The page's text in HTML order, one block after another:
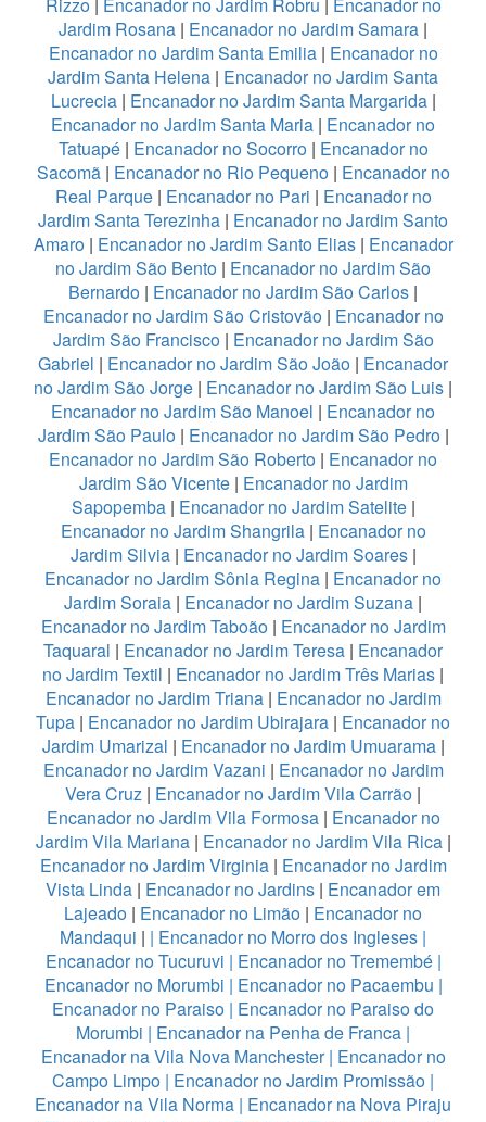
Jardim Rosana | Encanador no Jardim Samara |
Encanador no Jardim Santa Emilia| Encanador no
Jardim Santa Helena | Encanador no Jardim Santa
Lucrecia| Encanador no Jardim Santa Margarida|
Encanador no Jardim Santa Maria | Encanador no
Tatuapé| Encanador no Socorro| Encanador no
Sacomã| Encanador no Rio Pequeno| Encanador no
Real Parque| Encanador no Pari | Encanador no
Jardim Santa Terezinha | Encanador no Jardim Santo
Amaro| Encanador no Jardim Santo Elias| Encanador
no Jardim São Bento | Encanador no Jardim São
Bernardo | Encanador no Jardim São Carlos |
Encanador no Jardim São Cristovão| Encanador no
Jardim São Francisco| Encanador no Jardim São
Gabriel | Encanador no Jardim São João | Encanador
no Jardim São Jorge | Encanador no Jardim São Luis |
Encanador no Jardim São Manoel | Encanador no
Jardim São Paulo| Encanador no Jardim São Pedro|
Encanador no Jardim São Roberto | Encanador no
Jardim São Vicente| Encanador no Jardim
Sapopemba| Encanador no Jardim Satelite|
Encanador no Jardim Shangrila| Encanador no
Jardim Silvia| Encanador no Jardim Soares|
Encanador no Jardim Sônia Regina | Encanador no
Jardim Soraia | Encanador no Jardim Suzana |
Encanador no Jardim Taboão| Encanador no Jardim
Taquaral | Encanador no Jardim Teresa | Encanador
no Jardim Textil | Encanador no Jardim Três Marias |
Encanador no Jardim Triana| Encanador no Jardim
Tupa | Encanador no Jardim Ubirajara | Encanador no
Jardim Umarizal | Encanador no Jardim Umuarama|
Encanador no Jardim Vazani | Encanador no Jardim
Vera Cruz | Encanador no Jardim Vila Carrão |
Encanador no Jardim Vila Formosa| Encanador no
Jardim Vila Mariana| Encanador no Jardim Vila Rica|
Encanador no Jardim Virginia| Encanador no Jardim
Vista Linda | Encanador no Jardins | Encanador em
Lajeado | Encanador no Limão | Encanador no
Mandaqui | | Encanador no Morro dos Ingleses |
Encanador no Tucuruvi | Encanador no Tremembé|
Encanador no Morumbi | Encanador no Pacaembu |
Encanador no Paraiso | Encanador no Paraiso do
Morumbi | Encanador na Penha de Franca |
Encanador na Vila Nova Manchester| Encanador no
Campo Limpo | Encanador no Jardim Promissão |
Encanador na Vila Norma | Encanador na Nova Piraju